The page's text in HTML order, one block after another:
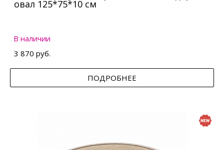
овал 125*75*10 см
В наличии
3 870 руб.
ПОДРОБНЕЕ